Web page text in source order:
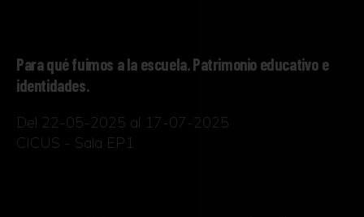
Para qué fuimos a la escuela. Patrimonio educativo e
identidades.
Del 22-05-2025 al 17-07-2025
CICUS - Sala EP1